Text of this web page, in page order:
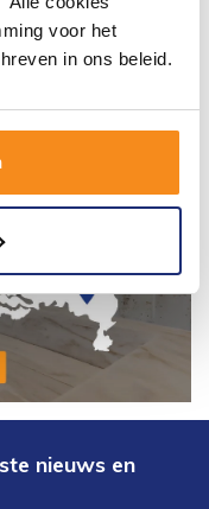
voor het
in ons beleid.
nieuws en